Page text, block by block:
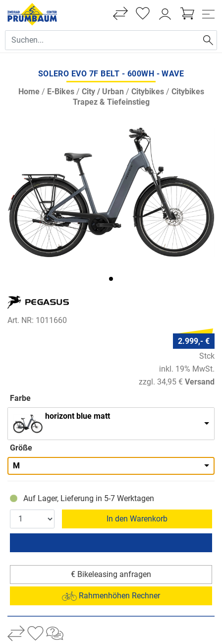
SOLERO EVO 7F BELT - 600WH - WAVE
Home/ E-Bikes/ City / Urban / Citybikes/ Citybikes
Trapez & Tiefeinstieg
Art. NR: 1011660
2.999,- €
Stck
inkl. 19% MwSt.
zzgl. 34,95 € Versand
Farbe
horizont blue matt
Größe
M
Auf Lager, Lieferung in 5-7 Werktagen
In den Warenkorb
€ Bikeleasing anfragen
Rahmenhöhen Rechner